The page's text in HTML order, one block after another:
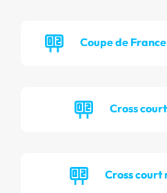
Coupe de
Cross
Cross court